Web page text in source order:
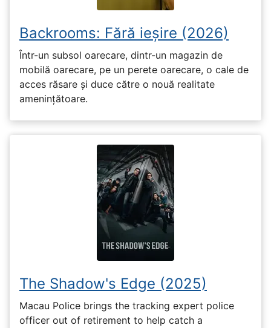
Backrooms: Fără ieșire (2026)
Într-un subsol oarecare, dintr-un magazin de
mobilă oarecare, pe un perete oarecare, o cale de
acces răsare și duce către o nouă realitate
amenințătoare.
The Shadow's Edge (2025)
Macau Police brings the tracking expert police
officer out of retirement to help catch a